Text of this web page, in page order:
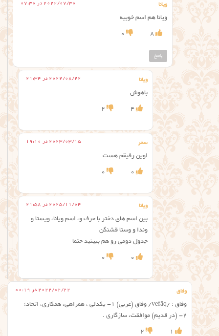
ویانا 2022/07/30 در 07:30
ویانا هم اسم خوبیه
8
0
پاسخ
ویانا 2022/08/22 در 21:34
باهوش
4
2
سحر 2023/03/15 در 19:10
اوین رفیقم هست
0
0
ویانا 2025/11/04 در 21:58
بین اسم های دختر با حرف و، اسم ویانا، ویستا و
وندا و وستا قشنگن
جدول دومی رو هم ببینید حتما
0
0
وفاق 2022/02/22 در 00:19
وفاق : /vefāq/ وفاق (عربي) ۱- یکدلی ، همراهي، همكاري، اتحاد؛
۲- (در قديم) موافقت، سازگاري .
1
2